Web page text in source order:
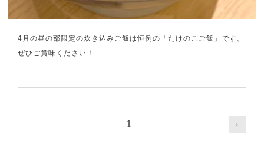
4月の昼の部限定の炊き込みご飯は恒例の「たけのこご飯」です。
ぜひご賞味ください！
1